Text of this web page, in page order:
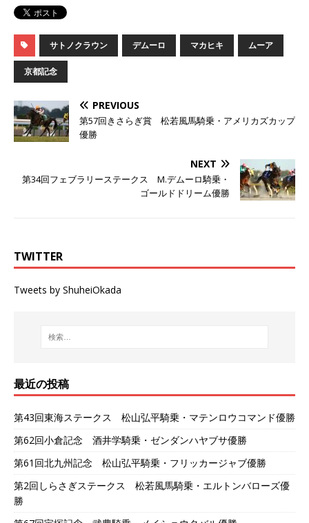
サトノクラウン デムーロ マカヒキ ムーア
京都記念
PREVIOUS
第57回きさらぎ賞 松若風馬騎乗・アメリカズカップ
優勝
NEXT
第34回フェブラリーステークス M.デムーロ騎乗・
ゴールドドリーム優勝
TWITTER
Tweets by ShuheiOkada
最近の投稿
第43回東海ステークス 松山弘平騎乗・マテンロウコマンド優勝
第62回小倉記念 酒井学騎乗・ゼンダンハヤブサ優勝
第61回北九州記念 松山弘平騎乗・フリッカージャブ優勝
第2回しらさぎステークス 松若風馬騎乗・エルトンバローズ優
勝